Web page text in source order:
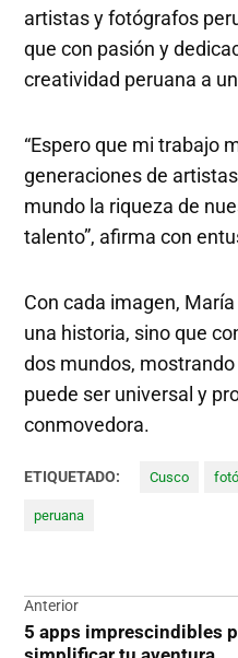
artistas y fotógrafos
que con pasión y
creatividad peruana a
“Espero que mi trabajo
generaciones de
mundo la riqueza de
talento”, afirma con
Con cada imagen,
una historia, sino que
dos mundos,
puede ser universal y
conmovedora.
ETIQUETADO: Cusco
peruana
Navegación
de
Anterior
5 apps imprescindibles